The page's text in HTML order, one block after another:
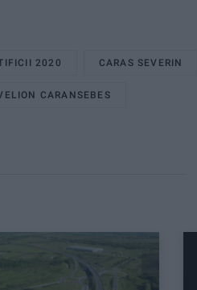
2020 CARAS SEVERIN
CARANSEBES